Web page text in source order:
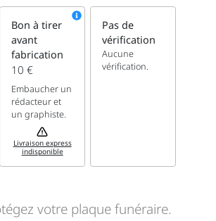
Bon à tirer
avant
fabrication
10 €
Embaucher un
rédacteur et
un graphiste.
Livraison express
indisponible
Pas de
vérification
Aucune
vérification.
votre plaque funéraire.